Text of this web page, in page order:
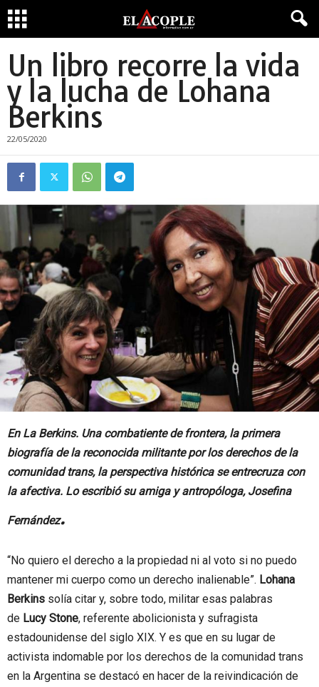
Un libro recorre la vida
y la lucha de Lohana
Berkins
22/05/2020
En La Berkins. Una combatiente de frontera, la primera
biografía de la reconocida militante por los derechos de la
comunidad trans, la perspectiva histórica se entrecruza con
la afectiva. Lo escribió su amiga y antropóloga, Josefina
Fernández.
“No quiero el derecho a la propiedad ni al voto si no puedo
mantener mi cuerpo como un derecho inalienable”. Lohana
Berkins solía citar y, sobre todo, militar esas palabras
de Lucy Stone, referente abolicionista y sufragista
estadounidense del siglo XIX. Y es que en su lugar de
activista indomable por los derechos de la comunidad trans
en la Argentina se destacó en hacer de la reivindicación de